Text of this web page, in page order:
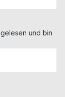
gelesen und bin